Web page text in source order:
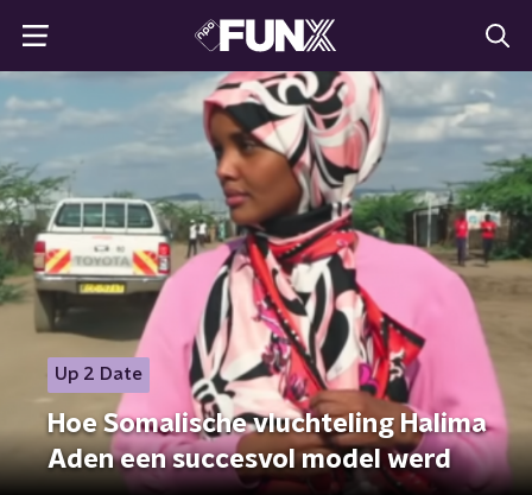
Up 2 Date
Hoe Somalische vluchteling Halima
Aden een succesvol model werd